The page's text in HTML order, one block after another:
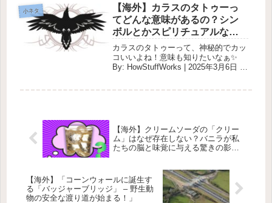
した。この記事では、絶滅した動物た
ちや、絶滅の危機に瀕している種につ
い...
小ネタ
【海外】カラスのタトゥーっ
てどんな意味があるの？シン
ボルとかスピリチュアルなこ
と教えて！
カラスのタトゥーって、神秘的でカッ
コいいよね！意味も知りたいなぁ✨
By: HowStuffWorks | 2025年3月6日 🦅
【海外】クリームソーダの「クリー
ム」はなぜ存在しない？バニラが私
たちの脳と味覚に与える驚きの影響
【海外】「コーンウォールに誕生す
る「バッジャーブリッジ」 – 野生動
物の安全な渡り道が始まる！」